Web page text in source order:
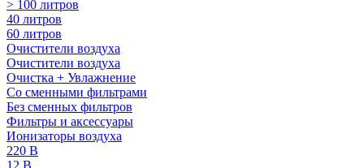
> 100 литров
40 литров
60 литров
Очистители воздуха
Очистители воздуха
Очистка + Увлажнение
Cо сменными фильтрами
Без сменных фильтров
Фильтры и аксессуары
Ионизаторы воздуха
220 В
12 В